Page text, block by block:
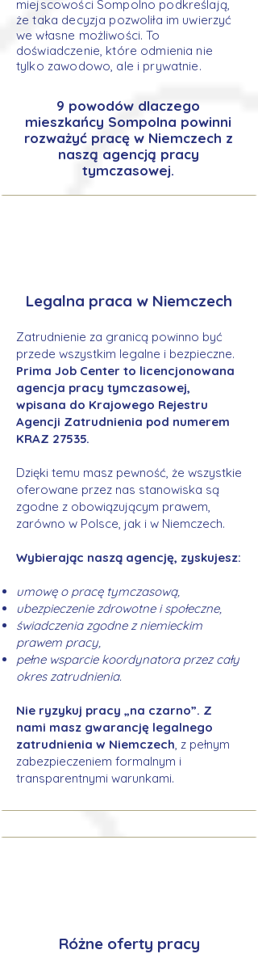
miejscowości Sompolno podkreślają,
że taka decyzja pozwoliła im uwierzyć
we własne możliwości. To
doświadczenie, które odmienia nie
tylko zawodowo, ale i prywatnie.
9 powodów dlaczego
mieszkańcy Sompolna powinni
rozważyć pracę w Niemczech z
naszą agencją pracy
tymczasowej.
Legalna praca w Niemczech
Zatrudnienie za granicą powinno być
przede wszystkim legalne i bezpieczne.
Prima Job Center to licencjonowana
agencja pracy tymczasowej,
wpisana do Krajowego Rejestru
Agencji Zatrudnienia pod numerem
KRAZ 27535.
Dzięki temu masz pewność, że wszystkie
oferowane przez nas stanowiska są
zgodne z obowiązującym prawem,
zarówno w Polsce, jak i w Niemczech.
Wybierając naszą agencję, zyskujesz:
umowę o pracę tymczasową,
ubezpieczenie zdrowotne i społeczne,
świadczenia zgodne z niemieckim
prawem pracy,
pełne wsparcie koordynatora przez cały
okres zatrudnienia.
Nie ryzykuj pracy „na czarno”. Z
nami masz gwarancję legalnego
zatrudnienia w Niemczech, z pełnym
zabezpieczeniem formalnym i
transparentnymi warunkami.
Różne oferty pracy